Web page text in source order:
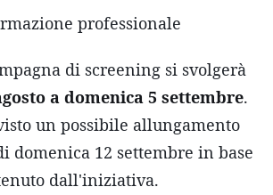
professionale
di screening si svolgerà
a domenica 5 settembre.
un possibile allungamento
domenica 12 settembre in base
dall'iniziativa.